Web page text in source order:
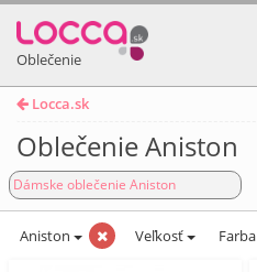
Oblečenie
Locca.sk
Oblečenie Aniston
Dámske oblečenie Aniston
Aniston Veľkosť Farba